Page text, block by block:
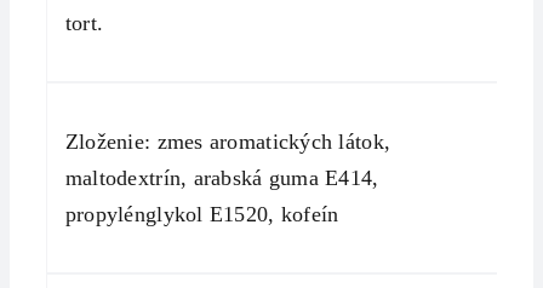
tort.
Zloženie: zmes aromatických látok,
maltodextrín, arabská guma E414,
propylénglykol E1520, kofeín